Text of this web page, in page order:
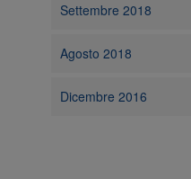
Settembre 2018
Agosto 2018
Dicembre 2016